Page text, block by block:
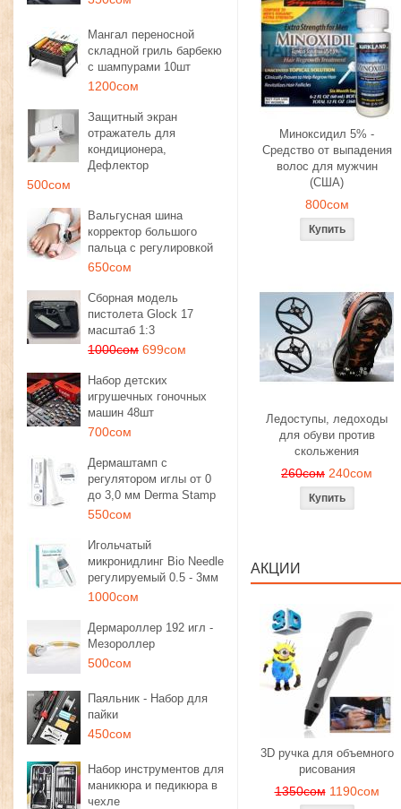
Мангал переносной
складной гриль барбекю
с шампурами 10шт
1200сом
Защитный экран
отражатель для
кондиционера,
Дефлектор
500сом
Вальгусная шина
корректор большого
пальца с регулировкой
650сом
Сборная модель
пистолета Glock 17
масштаб 1:3
1000сом 699сом
Набор детских
игрушечных гоночных
машин 48шт
700сом
Дермаштамп с
регулятором иглы от 0
до 3,0 мм Derma Stamp
550сом
Игольчатый
микронидлинг Bio Needle
регулируемый 0.5 - 3мм
1000сом
Дермароллер 192 игл -
Мезороллер
500сом
Паяльник - Набор для
пайки
450сом
Набор инструментов для
маникюра и педикюра в
чехле
Миноксидил 5% -
Средство от выпадения
волос для мужчин
(США)
800сом
Ледоступы, ледоходы
для обуви против
скольжения
260сом 240сом
АКЦИИ
3D ручка для объемного
рисования
1350сом 1190сом